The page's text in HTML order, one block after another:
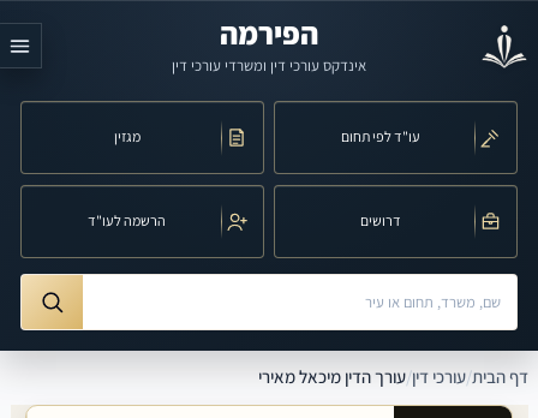
הפירמה
אינדקס עורכי דין ומשרדי עורכי דין
עו"ד לפי תחום מגזין
דרושים הרשמה לעו"ד
חיפוש לפי שם, משרד, תחום משפט או עיר
דף הבית/עורכי דין/עורך הדין מיכאל מאירי